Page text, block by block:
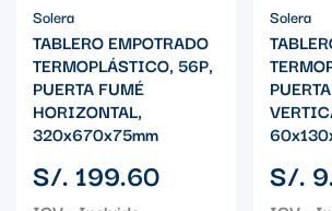
Solera
TABLERO EMPOTRADO
TERMOPLÁSTICO, 56P,
PUERTA FUMÉ
HORIZONTAL,
320x670x75mm
Precio
regular
S/. 199.60
Solera
Precio
regular
S/.